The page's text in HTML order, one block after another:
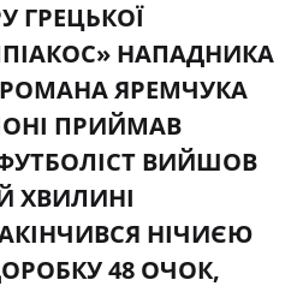
ГРЕЦЬКОЇ
НАПАДНИКА
РОМАНА ЯРЕМЧУКА
ПРИЙМАВ
ВИЙШОВ
ХВИЛИНІ
НІЧИЄЮ
48 ОЧОК,